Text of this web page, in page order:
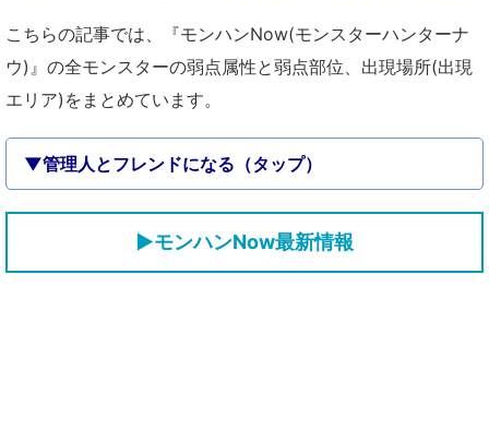
こちらの記事では、『モンハンNow(モンスターハンターナ
ウ)』の全モンスターの弱点属性と弱点部位、出現場所(出現
エリア)をまとめています。
▼管理人とフレンドになる（タップ）
▶モンハンNow最新情報